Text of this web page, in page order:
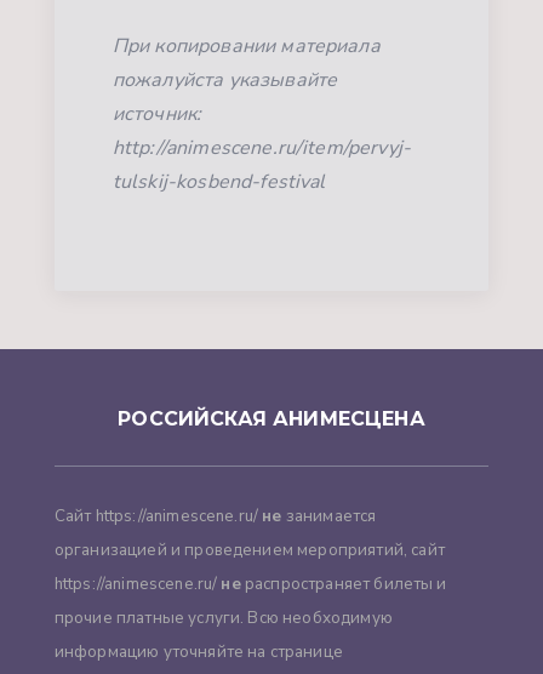
При копировании материала
пожалуйста указывайте
источник:
http://animescene.ru/item/pervyj-
tulskij-kosbend-festival
РОССИЙСКАЯ АНИМЕСЦЕНА
Сайт https://animescene.ru/ не занимается
организацией и проведением мероприятий, сайт
https://animescene.ru/ нераспространяет билеты и
прочие платные услуги. Всю необходимую
информацию уточняйте на странице